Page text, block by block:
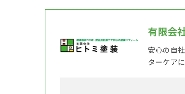
有限会
安心の自
ターケア